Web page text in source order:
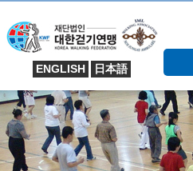
ENGLISH 日本語